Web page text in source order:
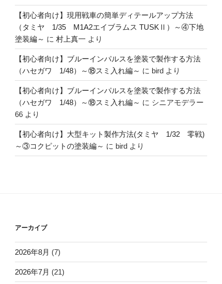
【初心者向け】現用戦車の簡単ディテールアップ方法
（タミヤ 1/35 M1A2エイブラムス TUSKⅡ）～④下地
塗装編～ に 村上真一 より
【初心者向け】ブルーインパルスを塗装で製作する方法
（ハセガワ 1/48）～⑱スミ入れ編～ に bird より
【初心者向け】ブルーインパルスを塗装で製作する方法
（ハセガワ 1/48）～⑱スミ入れ編～ に シニアモデラー
66 より
【初心者向け】大型キット製作方法(タミヤ 1/32 零戦)
～③コクピットの塗装編～ に bird より
アーカイブ
2026年8月 (7)
2026年7月 (21)